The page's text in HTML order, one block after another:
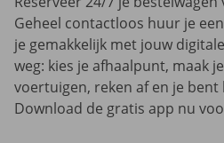
Geheel contactloos huur je
je gemakkelijk met jouw
weg: kies je afhaalpunt, maak
voertuigen, reken af en je
Download de gratis app nu